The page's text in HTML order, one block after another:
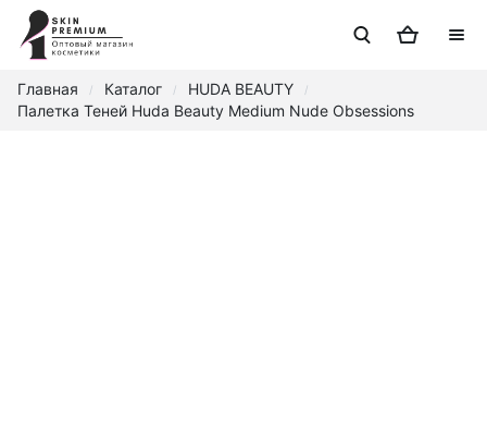
Главная / Каталог / HUDA BEAUTY /
Палетка Теней Huda Beauty Medium Nude Obsessions